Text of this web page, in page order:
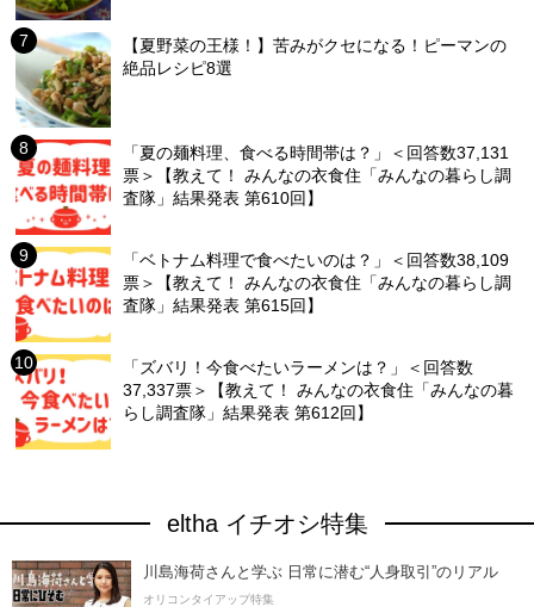
【夏野菜の王様！】苦みがクセになる！ピーマンの
絶品レシピ8選
「夏の麺料理、食べる時間帯は？」＜回答数37,131
票＞【教えて！ みんなの衣食住「みんなの暮らし調
査隊」結果発表 第610回】
「ベトナム料理で食べたいのは？」＜回答数38,109
票＞【教えて！ みんなの衣食住「みんなの暮らし調
査隊」結果発表 第615回】
「ズバリ！今食べたいラーメンは？」＜回答数
37,337票＞【教えて！ みんなの衣食住「みんなの暮
らし調査隊」結果発表 第612回】
eltha イチオシ特集
川島海荷さんと学ぶ 日常に潜む“人身取引”のリアル
オリコンタイアップ特集